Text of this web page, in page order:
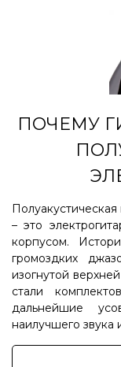
ПОЧЕМУ
– это
корпусом.
громоздких
изогнутой
стали
дальнейшие
наилучшего звука